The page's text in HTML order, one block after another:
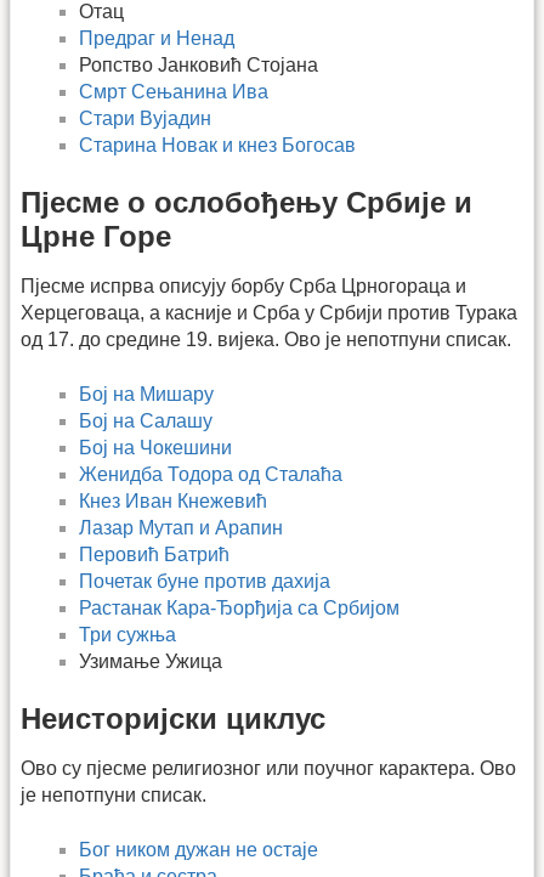
Отац
Предраг и Ненад
Ропство Јанковић Стојана
Смрт Сењанина Ива
Стари Вујадин
Старина Новак и кнез Богосав
Пјесме о ослобођењу Србије и
Црне Горе
Пјесме испрва описују борбу Срба Црногораца и
Херцеговаца, а касније и Срба у Србији против Турака
од 17. до средине 19. вијека. Ово је непотпуни списак.
Бој на Мишару
Бој на Салашу
Бој на Чокешини
Женидба Тодора од Сталаћа
Кнез Иван Кнежевић
Лазар Мутап и Арапин
Перовић Батрић
Почетак буне против дахија
Растанак Кара-Ђорђија са Србијом
Три сужња
Узимање Ужица
Неисторијски циклус
Ово су пјесме религиозног или поучног карактера. Ово
је непотпуни списак.
Бог ником дужан не остаје